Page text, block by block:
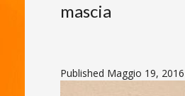
mascia
Published Maggio 19, 2016